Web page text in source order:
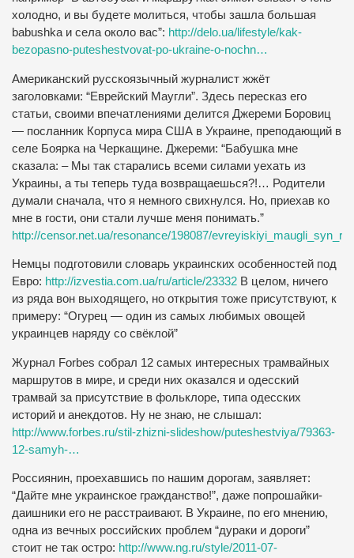
холодно, и вы будете молиться, чтобы зашла большая
babushka и села около вас”: http://delo.ua/lifestyle/kak-
bezopasno-puteshestvovat-po-ukraine-o-nochn…
Американский русскоязычный журналист жжёт
заголовками: “Еврейский Маугли”. Здесь пересказ его
статьи, своими впечатлениями делится Джереми Боровиц
— посланник Корпуса мира США в Украине, преподающий в
селе Боярка на Черкащине. Джереми: “Бабушка мне
сказала: – Мы так старались всеми силами уехать из
Украины, а ты теперь туда возвращаешься?!… Родители
думали сначала, что я немного свихнулся. Но, приехав ко
мне в гости, они стали лучше меня понимать.”
http://censor.net.ua/resonance/198087/
Немцы подготовили словарь украинских особенностей под
Евро: http://izvestia.com.ua/ru/article/23332 В целом, ничего
из ряда вон выходящего, но открытия тоже присутствуют, к
примеру: “Огурец — один из самых любимых овощей
украинцев наряду со свёклой”
Журнал Forbes собрал 12 самых интересных трамвайных
маршрутов в мире, и среди них оказался и одесский
трамвай за присутствие в фольклоре, типа одесских
историй и анекдотов. Ну не знаю, не слышал:
http://www.forbes.ru/stil-zhizni-slideshow/puteshestviya/79363-
12-samyh-…
Россиянин, проехавшись по нашим дорогам, заявляет:
“Дайте мне украинское гражданство!”, даже попрошайки-
даишники его не расстраивают. В Украине, по его мнению,
одна из вечных российских проблем “дураки и дороги”
стоит не так остро: http://www.ng.ru/style/2011-07-